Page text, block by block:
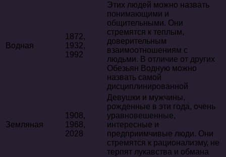
Водная
1872,
1932,
1992
Этих людей можно назвать
понимающими и
общительными. Они
стремятся к теплым,
доверительным
взаимоотношениям с
людьми. В отличие от других
Обезьян Водную можно
назвать самой
дисциплинированной
Земляная
1908,
1968,
2028
Девушки и мужчины,
рожденные в эти года, очень
уравновешенные,
интересные и
предприимчивые люди. Они
стремятся к рационализму, не
терпят лукавства и обмана